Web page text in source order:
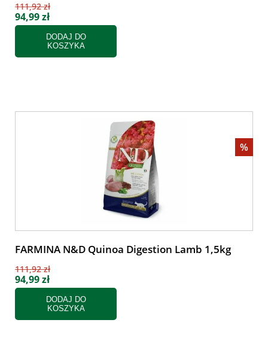
111,92 zł
94,99 zł
DODAJ DO
KOSZYKA
%
FARMINA N&D Quinoa Digestion Lamb 1,5kg
111,92 zł
94,99 zł
DODAJ DO
KOSZYKA